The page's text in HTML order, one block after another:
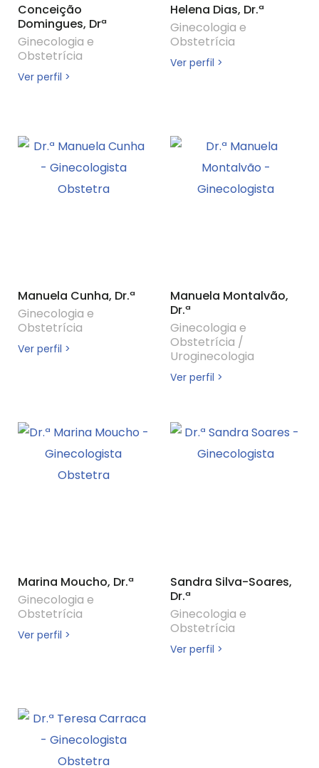
Conceição
Domingues, Drª
Ginecologia e
Obstetrícia
Ver perfil >
Helena Dias, Dr.ª
Ginecologia e
Obstetrícia
Ver perfil >
Manuela Cunha, Dr.ª
Ginecologia e
Obstetrícia
Ver perfil >
Manuela Montalvão,
Dr.ª
Ginecologia e
Obstetrícia /
Uroginecologia
Ver perfil >
Marina Moucho, Dr.ª
Ginecologia e
Obstetrícia
Ver perfil >
Sandra Silva-Soares,
Dr.ª
Ginecologia e
Obstetrícia
Ver perfil >